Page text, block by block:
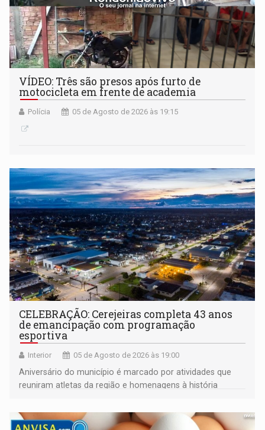
VÍDEO: Três são presos após furto de
motocicleta em frente de academia
Polícia 05 de Agosto de 2026 às 19:15
CELEBRAÇÃO: Cerejeiras completa 43 anos
de emancipação com programação
esportiva
Interior 05 de Agosto de 2026 às 19:00
Aniversário do município é marcado por atividades que
reuniram atletas da região e homenagens à história